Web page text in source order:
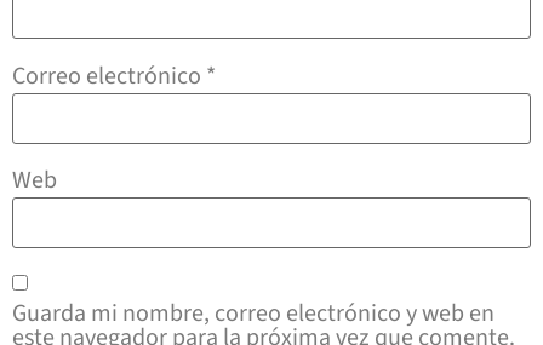
Correo electrónico *
Web
Guarda mi nombre, correo electrónico y web en
este navegador para la próxima vez que comente.